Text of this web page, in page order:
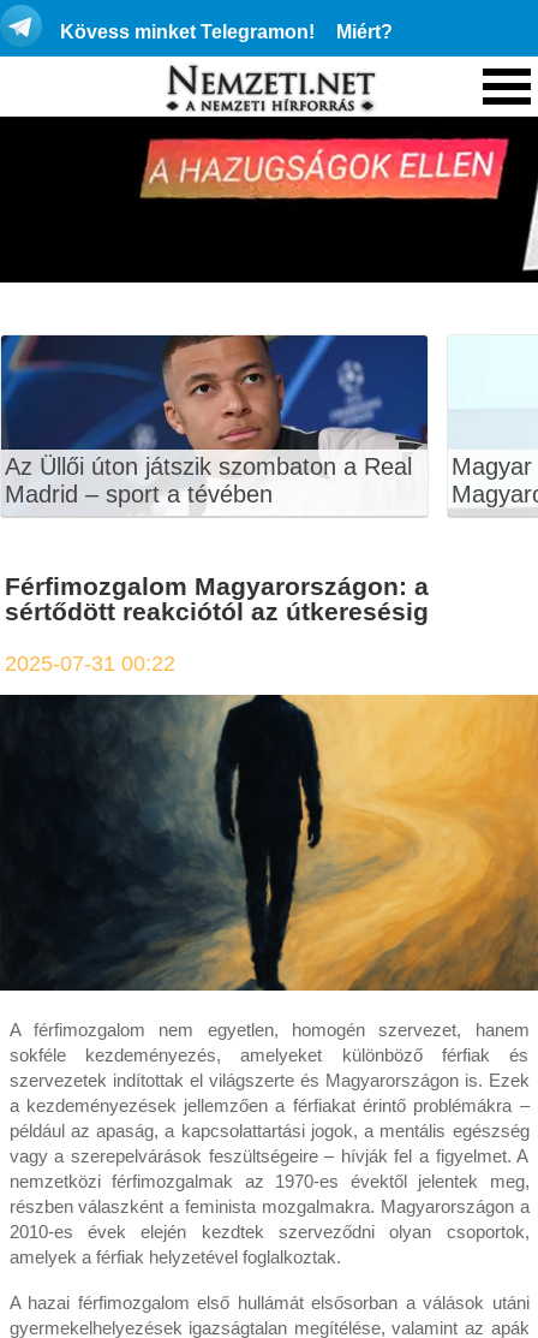
Kövess minket Telegramon! Miért?
Az Üllői úton játszik szombaton a Real
Madrid – sport a tévében
Férfimozgalom Magyarországon: a
sértődött reakciótól az útkeresésig
2025-07-31 00:22
A férfimozgalom nem egyetlen, homogén szervezet, hanem
sokféle kezdeményezés, amelyeket különböző férfiak és
szervezetek indítottak el világszerte és Magyarországon is. Ezek
a kezdeményezések jellemzően a férfiakat érintő problémákra –
például az apaság, a kapcsolattartási jogok, a mentális egészség
vagy a szerepelvárások feszültségeire – hívják fel a figyelmet. A
nemzetközi férfimozgalmak az 1970‑es évektől jelentek meg,
részben válaszként a feminista mozgalmakra. Magyarországon a
2010‑es évek elején kezdtek szerveződni olyan csoportok,
amelyek a férfiak helyzetével foglalkoztak.
A hazai férfimozgalom első hullámát elsősorban a válások utáni
gyermekelhelyezések igazságtalan megítélése, valamint az apák